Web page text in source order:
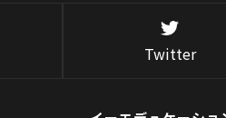
Twitter